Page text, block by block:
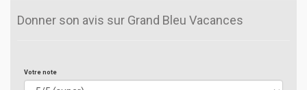
Donner son avis sur Grand Bleu Vacances
Votre note